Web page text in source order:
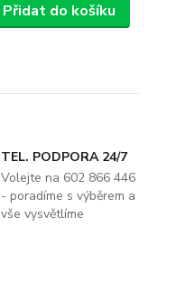
Přidat do košíku
TEL. PODPORA 24/7
Volejte na 602 866 446
- poradíme s výběrem a
vše vysvětlíme